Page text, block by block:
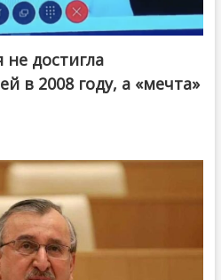
достигла
в 2008 году, а «мечта»